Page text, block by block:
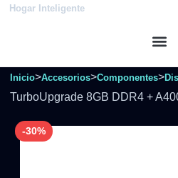
Hogar Inteligente
Inicio>Accesorios>Componentes>
TurboUpgrade 8GB DDR4 +
-30%